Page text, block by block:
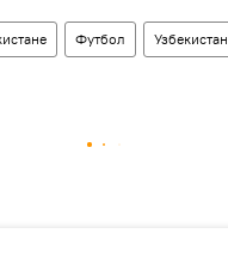
Футбол Узбекистан